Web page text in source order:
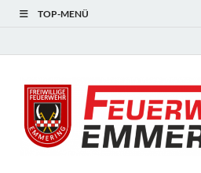
TOP-MENÜ